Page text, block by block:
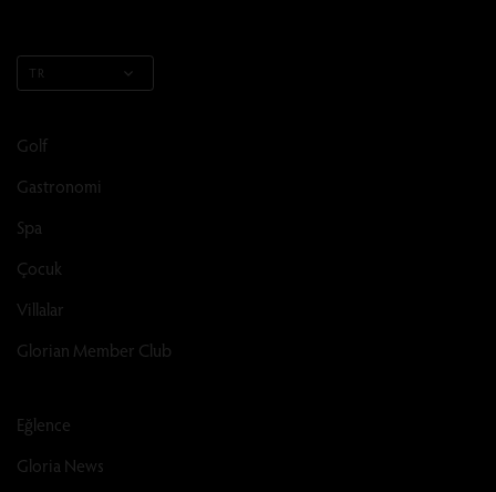
TR
Golf
Gastronomi
Spa
Çocuk
Villalar
Glorian Member Club
Eğlence
Gloria News